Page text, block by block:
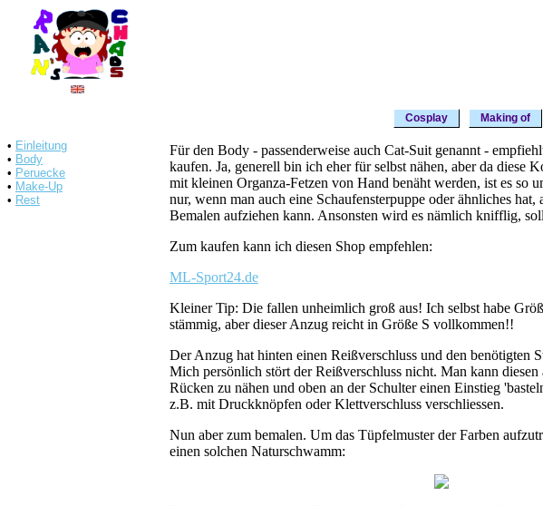
Cosplay Making of
• Einleitung
• Body
• Peruecke
• Make-Up
• Rest
Für den Body - passenderweise auch Cat-Suit genannt -
kaufen. Ja, generell bin ich eher für selbst nähen, aber da diese
mit kleinen Organza-Fetzen von Hand benäht werden, ist es so
nur, wenn man auch eine Schaufensterpuppe oder ähnliches
Bemalen aufziehen kann. Ansonsten wird es nämlich knifflig,
Zum kaufen kann ich diesen Shop empfehlen:
ML-Sport24.de
Kleiner Tip: Die fallen unheimlich groß aus! Ich selbst habe
stämmig, aber dieser Anzug reicht in Größe S vollkommen!!
Der Anzug hat hinten einen Reißverschluss und den benötigten
Mich persönlich stört der Reißverschluss nicht. Man kann diesen
Rücken zu nähen und oben an der Schulter einen Einstieg
z.B. mit Druckknöpfen oder Klettverschluss verschliessen.
Nun aber zum bemalen. Um das Tüpfelmuster der Farben
einen solchen Naturschwamm: